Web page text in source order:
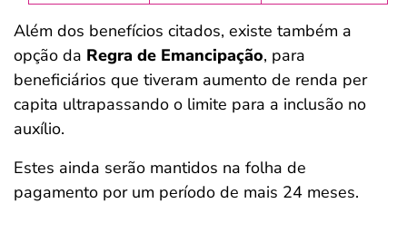
Além dos benefícios citados, existe também a
opção da Regra de Emancipação, para
beneficiários que tiveram aumento de renda per
capita ultrapassando o limite para a inclusão no
auxílio.
Estes ainda serão mantidos na folha de
pagamento por um período de mais 24 meses.